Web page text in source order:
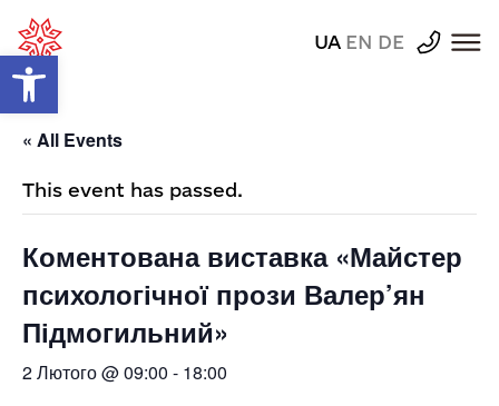
Відкрити Панель інструментів
UA EN DE
« All Events
This event has passed.
Коментована виставка «Майстер
психологічної прози Валер’ян
Підмогильний»
2 Лютого @ 09:00 - 18:00